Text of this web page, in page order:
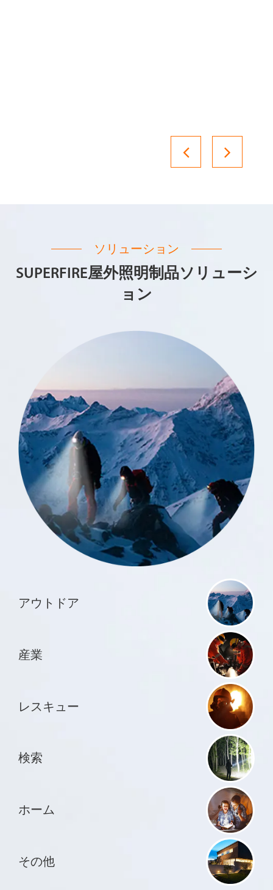
ソリューション
SUPERFIRE屋外照明制品ソリューシ
ョン
アウトドア
産業
レスキュー
検索
ホーム
その他